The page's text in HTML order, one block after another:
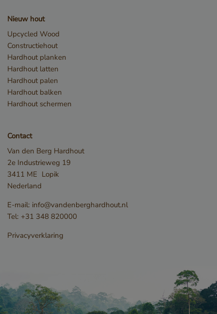
Nieuw hout
Upcycled Wood
Constructiehout
Hardhout planken
Hardhout latten
Hardhout palen
Hardhout balken
Hardhout schermen
Contact
Van den Berg Hardhout
2e Industrieweg 19
3411 ME Lopik
Nederland
E-mail: info@vandenberghardhout.nl
Tel: +31 348 820000
Privacyverklaring
Naam
Lokale
opslag
_li_id.bfbd.expires
Lokale
opslag
e8fb0cc6-1659-4b41-bdce-
Sessiesopslag